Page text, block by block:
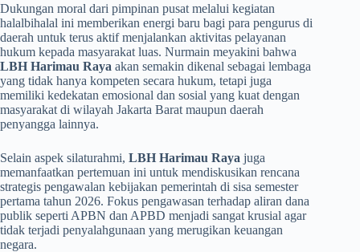
Dukungan moral dari pimpinan pusat melalui kegiatan
halalbihalal ini memberikan energi baru bagi para pengurus di
daerah untuk terus aktif menjalankan aktivitas pelayanan
hukum kepada masyarakat luas. Nurmain meyakini bahwa
LBH Harimau Raya akan semakin dikenal sebagai lembaga
yang tidak hanya kompeten secara hukum, tetapi juga
memiliki kedekatan emosional dan sosial yang kuat dengan
masyarakat di wilayah Jakarta Barat maupun daerah
penyangga lainnya.
​Selain aspek silaturahmi, LBH Harimau Raya juga
memanfaatkan pertemuan ini untuk mendiskusikan rencana
strategis pengawalan kebijakan pemerintah di sisa semester
pertama tahun 2026. Fokus pengawasan terhadap aliran dana
publik seperti APBN dan APBD menjadi sangat krusial agar
tidak terjadi penyalahgunaan yang merugikan keuangan
negara.